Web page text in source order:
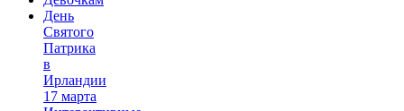
День
Святого
Патрика
в
Ирландии
17 марта